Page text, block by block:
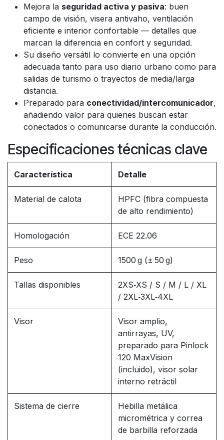
Mejora la seguridad activa y pasiva: buen
campo de visión, visera antivaho, ventilación
eficiente e interior confortable — detalles que
marcan la diferencia en confort y seguridad.
Su diseño versátil lo convierte en una opción
adecuada tanto para uso diario urbano como para
salidas de turismo o trayectos de media/larga
distancia.
Preparado para conectividad/intercomunicador,
añadiendo valor para quienes buscan estar
conectados o comunicarse durante la conducción.
Especificaciones técnicas clave
Característica Detalle
Material de calota
HPFC (fibra compuesta
de alto rendimiento)
Homologación ECE 22.06
Peso 1500 g (± 50 g)
Tallas disponibles
2XS‑XS / S / M / L / XL
/ 2XL‑3XL‑4XL
Visor
Visor amplio,
antirrayas, UV,
preparado para Pinlock
120 MaxVision
(incluido), visor solar
interno retráctil
Sistema de cierre
Hebilla metálica
micrométrica y correa
de barbilla reforzada